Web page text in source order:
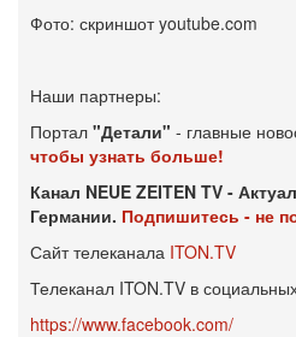
Фото: скриншот youtube.com
Наши партнеры:
Портал "Детали" - главные
чтобы узнать больше!
Канал NEUE ZEITEN TV -
Германии. Подпишитесь - не
Сайт телеканала ITON.TV
Телеканал ITON.TV в
https://www.facebook.com/